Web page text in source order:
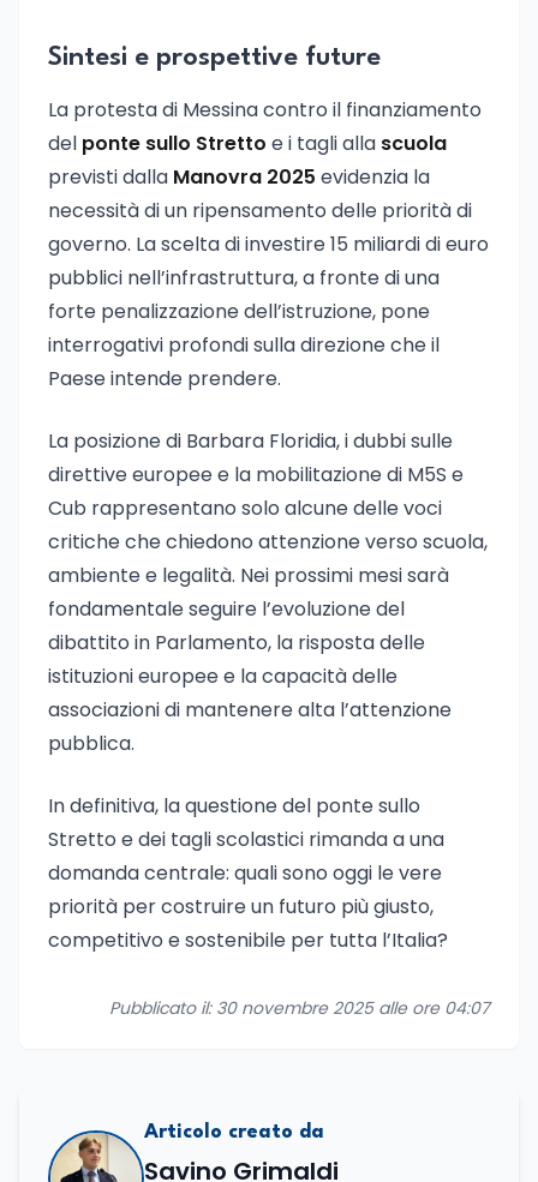
Sintesi e prospettive future
La protesta di Messina contro il finanziamento
del ponte sullo Stretto e i tagli alla scuola
previsti dalla Manovra 2025 evidenzia la
necessità di un ripensamento delle priorità di
governo. La scelta di investire 15 miliardi di euro
pubblici nell’infrastruttura, a fronte di una
forte penalizzazione dell’istruzione, pone
interrogativi profondi sulla direzione che il
Paese intende prendere.
La posizione di Barbara Floridia, i dubbi sulle
direttive europee e la mobilitazione di M5S e
Cub rappresentano solo alcune delle voci
critiche che chiedono attenzione verso scuola,
ambiente e legalità. Nei prossimi mesi sarà
fondamentale seguire l’evoluzione del
dibattito in Parlamento, la risposta delle
istituzioni europee e la capacità delle
associazioni di mantenere alta l’attenzione
pubblica.
In definitiva, la questione del ponte sullo
Stretto e dei tagli scolastici rimanda a una
domanda centrale: quali sono oggi le vere
priorità per costruire un futuro più giusto,
competitivo e sostenibile per tutta l’Italia?
Pubblicato il: 30 novembre 2025 alle ore 04:07
Articolo creato da
Savino Grimaldi